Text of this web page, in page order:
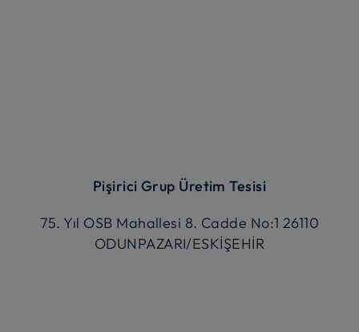
Pişirici Grup Üretim Tesisi
75. Yıl OSB Mahallesi 8. Cadde No:1 26110
ODUNPAZARI/ESKİŞEHİR